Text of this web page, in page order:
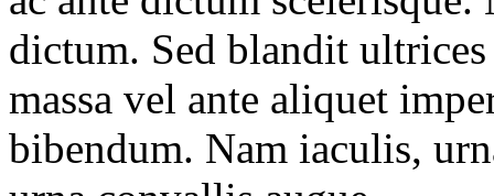
dictum. Sed blandit
massa vel ante aliquet
bibendum. Nam iaculis,